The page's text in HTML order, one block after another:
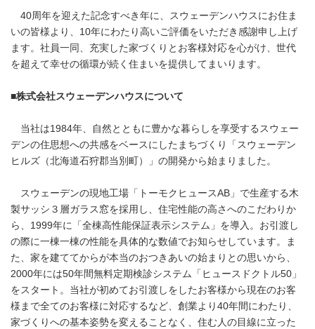
40周年を迎えた記念すべき年に、スウェーデンハウスにお住ま
いの皆様より、10年にわたり高いご評価をいただき感謝申し上げ
ます。社員一同、充実した家づくりとお客様対応を心がけ、世代
を超えて幸せの循環が続く住まいを提供してまいります。
■株式会社スウェーデンハウスについて
当社は1984年、自然とともに豊かな暮らしを享受するスウェー
デンの住思想への共感をベースにしたまちづくり「スウェーデン
ヒルズ（北海道石狩郡当別町）」の開発から始まりました。
スウェーデンの現地工場「トーモクヒュースAB」で生産する木
製サッシ３層ガラス窓を採用し、住宅性能の高さへのこだわりか
ら、1999年に「全棟高性能保証表示システム」を導入。お引渡し
の際に一棟一棟の性能を具体的な数値でお知らせしています。ま
た、家を建ててからが本当のおつきあいの始まりとの思いから、
2000年には50年間無料定期検診システム「ヒュースドクトル50」
をスタート。当社が初めてお引渡しをしたお客様から現在のお客
様まで全てのお客様に対応するなど、創業より40年間にわたり、
家づくりへの基本姿勢を変えることなく、住む人の目線に立った